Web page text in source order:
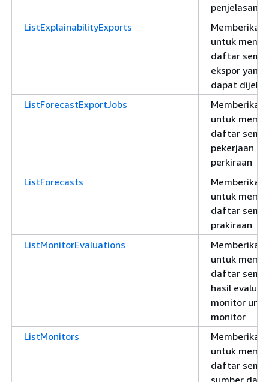
penjelasan
ListExplainabilityExports
Memberikan
untuk
daftar
ekspor yang
dapat
ListForecastExportJobs
Memberikan
untuk
daftar
pekerjaan
perkiraan
ListForecasts
Memberikan
untuk
daftar
prakiraan
ListMonitorEvaluations
Memberikan
untuk
daftar
hasil evaluasi
monitor
monitor
ListMonitors
Memberikan
untuk
daftar
sumber daya